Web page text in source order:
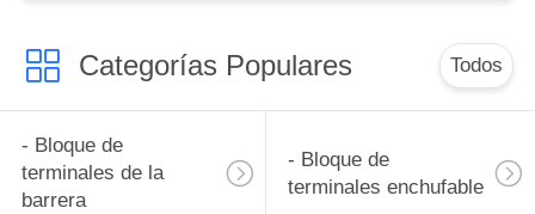
Categorías Populares Todos
- Bloque de
terminales de la
barrera
- Bloque de
terminales enchufable